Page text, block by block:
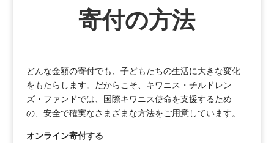
寄付の方法
どんな金額の寄付でも、子どもたちの生活に大きな変化
をもたらします。だからこそ、キワニス・チルドレン
ズ・ファンドでは、国際キワニス使命を支援するため
の、安全で確実なさまざまな方法をご用意しています。
オンライン寄付する